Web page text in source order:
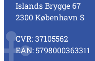
Islands Brygge 67
2300 København S
CVR: 37105562
EAN: 5798000363311